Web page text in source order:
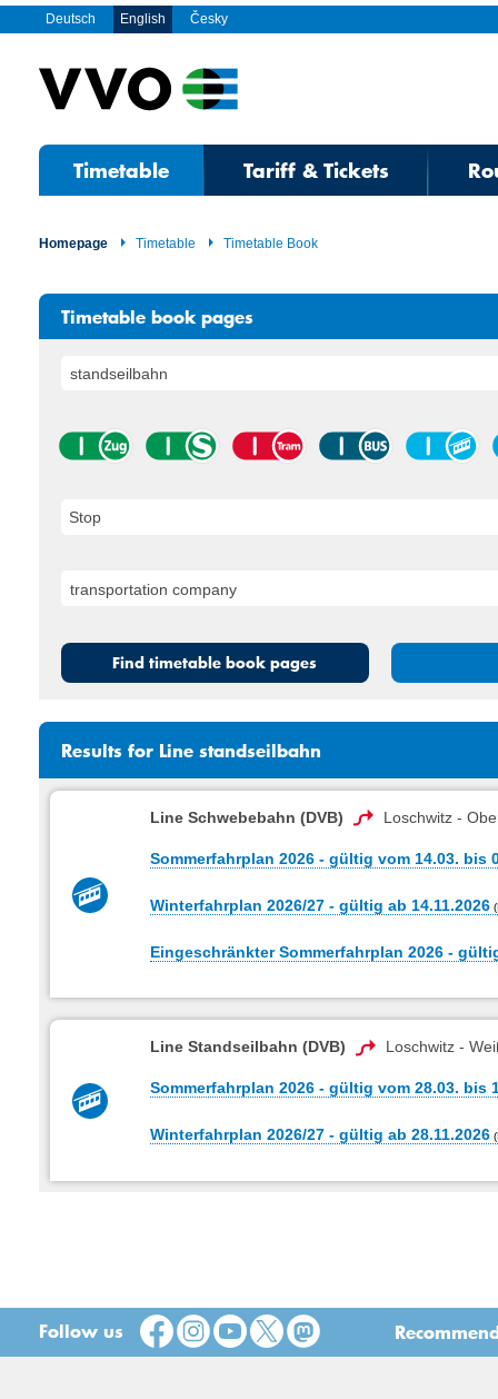
Deutsch English Česky
Timetable Tariff & Tickets
Homepage Timetable Timetable Book
Timetable book pages
Stop
Find timetable book pages
Results for Line standseilbahn
Line Schwebebahn (DVB) Loschwitz -
Sommerfahrplan 2026 - gültig vom 14.03. bis
Winterfahrplan 2026/27 - gültig ab 14.11.2026
Eingeschränkter Sommerfahrplan 2026 -
Line Standseilbahn (DVB) Loschwitz -
Sommerfahrplan 2026 - gültig vom 28.03. bis
Winterfahrplan 2026/27 - gültig ab 28.11.2026
Follow us